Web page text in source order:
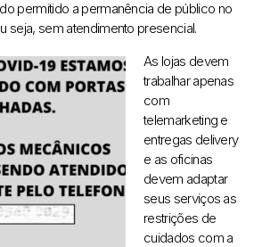
permitido a permanência de público no
seja, sem atendimento presencial.
As lojas devem
trabalhar apenas
com
telemarketing e
entregas delivery
e as oficinas
devem adaptar
seus serviços as
restrições de
cuidados com a